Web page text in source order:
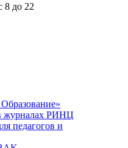
до 22
журналах РИНЦ
педагогов и